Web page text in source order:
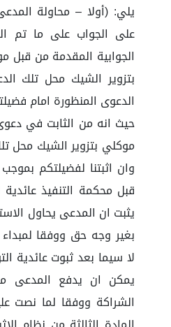
يلي: (أولا – محاولة
على الجواب على ما تم
الجوابية المقدمة من قبل
بتزوير الشيك محل تلك
الدعوى المنظورة امام
حيث انه من الثابت في
موكلي بتزوير الشيك محل
وان اثبتنا لفضيلتكم
قبل محكمة التنفيذ
يثبت ان المدعى يحاول
بغير وجه حق ووفقا لمبداء
لا سيما بعد ثبوت عائدية
يمكن ان يدفع المدعى
الشراكة ووفقا لما نصت